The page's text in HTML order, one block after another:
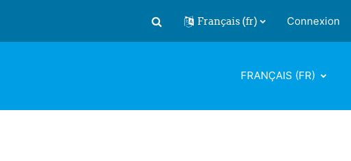
Activer/désactiver la saisie de
Français ‎(fr)‎ Connexion
FRANÇAIS ‎(FR)‎